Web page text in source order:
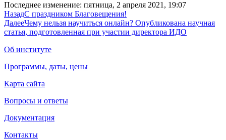
Последнее изменение: пятница, 2 апреля 2021, 19:07
НазадС праздником Благовещения!
ДалееЧему нельзя научиться онлайн? Опубликована научная
статья, подготовленная при участии директора ИДО
Об институте
Программы, даты, цены
Карта сайта
Вопросы и ответы
Документация
Контакты